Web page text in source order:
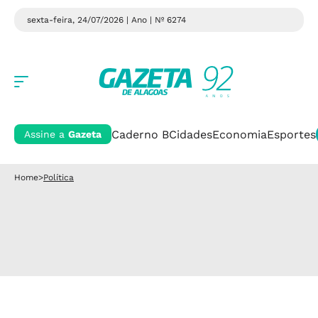
sexta-feira, 24/07/2026 | Ano | Nº 6274
Assine a Gazeta Caderno BCidadesEconomiaEsportes
Home>Política